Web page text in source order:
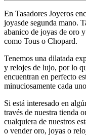
En Tasadores Joyeros
joyasde segunda mano.
abanico de joyas de oro
como Tous o Chopard.
Tenemos una dilatada
y relojes de lujo, por lo
encuentran en perfecto
minuciosamente cada
Si está interesado en
través de nuestra tienda
cualquiera de nuestros
o vender oro, joyas o